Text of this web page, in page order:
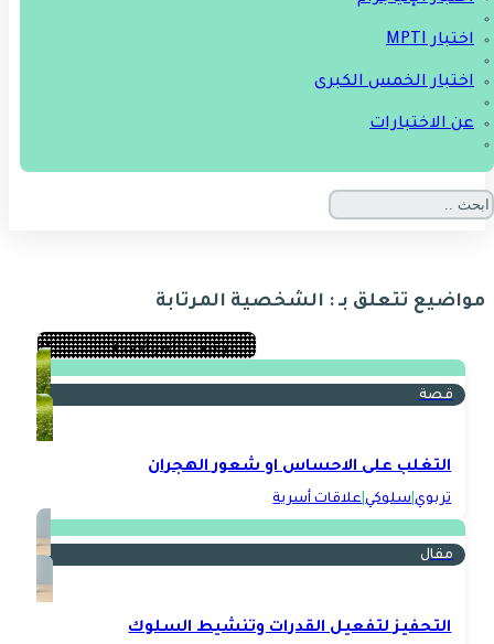
اختبار MPTI
اختبار الخمس الكبرى
عن الاختبارات
مواضيع تتعلق بـ : الشخصية المرتابة
قصة
التغلب على الاحساس او شعور الهجران
تربوي| سلوكي| علاقات أسرية
مقال
التحفيز لتفعيل القدرات وتنشيط السلوك